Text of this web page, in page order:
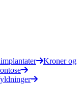
Kroner og